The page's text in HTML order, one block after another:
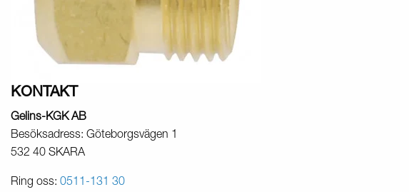
KONTAKT
Gelins-KGK AB
Besöksadress: Göteborgsvägen 1
532 40 SKARA
Ring oss: 0511-131 30